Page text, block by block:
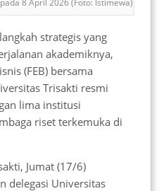
8 April 2026 (Foto: Istimewa)
strategis yang
akademiknya,
(FEB) bersama
Trisakti resmi
lima institusi
riset terkemuka di
Jumat (17/6)
delegasi Universitas